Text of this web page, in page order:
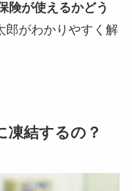
険が使えるかどう
郎がわかりやすく解
凍結するの？